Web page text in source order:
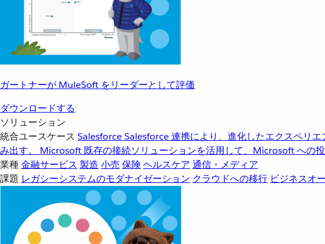
ガートナーが MuleSoft をリーダーとして評価
ダウンロードする
ソリューション
統合ユースケース SalesforceSalesforce 連携により、進化したエクスペリ
み出す。
Microsoft 既存の接続ソリューションを活用して、Microsoft への投
業種金融サービス 製造 小売 保険 ヘルスケア 通信・メディア
課題 レガシーシステムのモダナイゼーション クラウドへの移行 ビジネスオ